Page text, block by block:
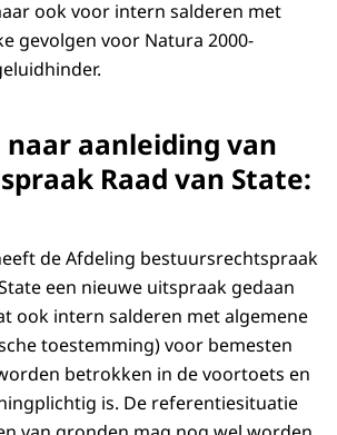
ook voor intern salderen met
gevolgen voor Natura 2000-
aanleiding van
Raad van State:
de Afdeling bestuursrechtspraak
een nieuwe uitspraak gedaan
ook intern salderen met algemene
toestemming) voor bemesten
betrokken in de voortoets en
is. De referentiesituatie